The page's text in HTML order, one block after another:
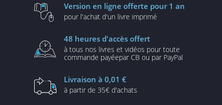
Version en ligne offerte pour 1 an
pour l'achat d'un livre imprimé
48 heures d'accès offert
à tous nos livres et vidéos pour toute
commande payéepar CB ou par PayPal
Livraison à 0,01 €
à partir de 35€ d'achats